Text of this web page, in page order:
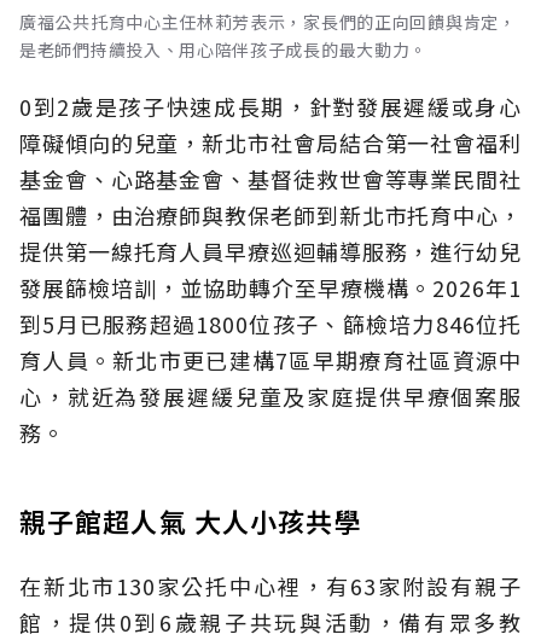
廣福公共托育中心主任林莉芳表示，家長們的正向回饋與肯定，
是老師們持續投入、用心陪伴孩子成長的最大動力。
0到2歲是孩子快速成長期，針對發展遲緩或身心
障礙傾向的兒童，新北市社會局結合第一社會福利
基金會、心路基金會、基督徒救世會等專業民間社
福團體，由治療師與教保老師到新北市托育中心，
提供第一線托育人員早療巡迴輔導服務，進行幼兒
發展篩檢培訓，並協助轉介至早療機構。2026年1
到5月已服務超過1800位孩子、篩檢培力846位托
育人員。新北市更已建構7區早期療育社區資源中
心，就近為發展遲緩兒童及家庭提供早療個案服
務。
親子館超人氣 大人小孩共學
在新北市130家公托中心裡，有63家附設有親子
館，提供0到6歲親子共玩與活動，備有眾多教